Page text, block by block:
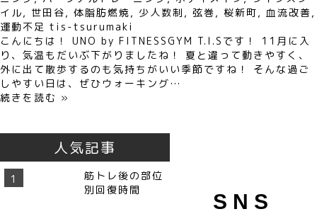
イル, 世田谷, 体脂肪燃焼, 少人数制 , 弦巻, 桜新町, 血流改善,
運動不足 tis-tsurumaki
こんにちは！ UNO by FITNESSGYM T.I.Sです！ 11月に入
り、気温もだいぶ下がりましたね！ 夏と違って動きやすく、
外に出て散歩するのも気持ちがいい季節ですね！ そんな過ご
しやすい日は、ぜひウォーキング…
続きを読む »
人気記事
筋トレ後の部位
別回復時間
SNS